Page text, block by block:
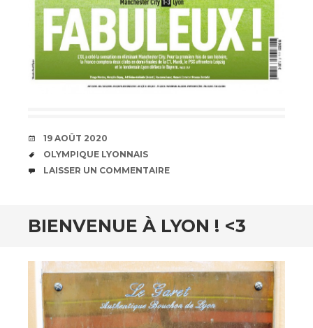
DATE
19 AOÛT 2020
ÉTIQUETTES
OLYMPIQUE LYONNAIS
COMMENTAIRES
LAISSER UN COMMENTAIRE
BIENVENUE À LYON ! <3